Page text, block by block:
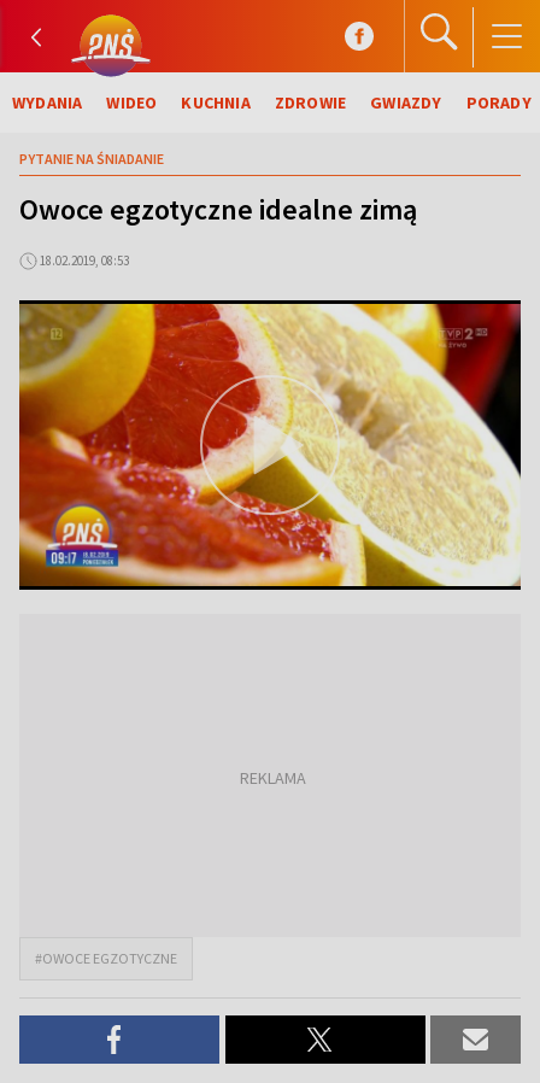
WYDANIA WIDEO KUCHNIA ZDROWIE GWIAZDY PORADY
PYTANIE NA ŚNIADANIE
Owoce egzotyczne idealne zimą
18.02.2019, 08:53
#OWOCE EGZOTYCZNE